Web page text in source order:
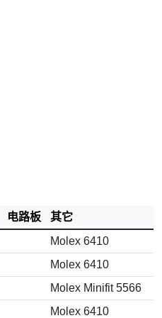
电路板
其它
Molex 6410
Molex 6410
Molex Minifit 5566
Molex 6410